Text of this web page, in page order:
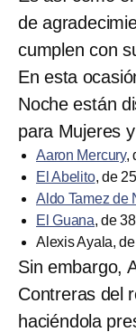
de
cumplen con
En esta
Noche están
para Mujeres
Aaron Mercury,
El Abelito, de
Aldo Tamez de
El Guana, de
Alexis Ayala,
Sin embargo,
Contreras del
haciéndola